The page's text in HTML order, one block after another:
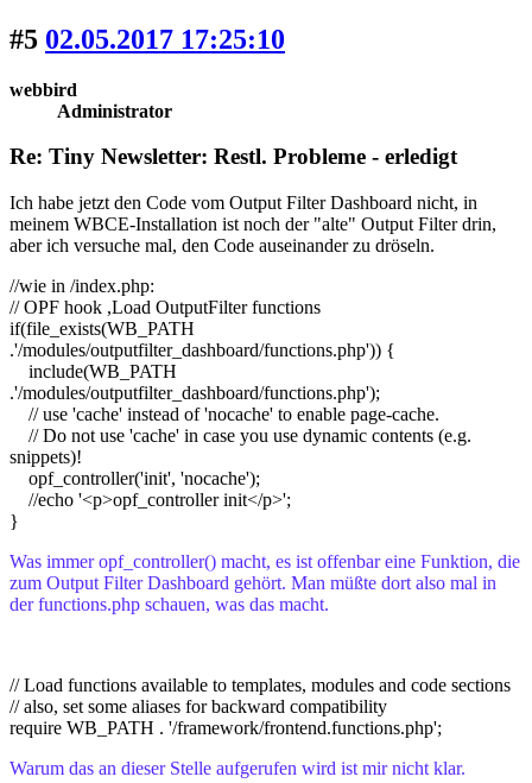
#5 02.05.2017 17:25:10
webbird
Administrator
Re: Tiny Newsletter: Restl. Probleme - erledigt
Ich habe jetzt den Code vom Output Filter Dashboard nicht, in
meinem WBCE-Installation ist noch der "alte" Output Filter drin,
aber ich versuche mal, den Code auseinander zu dröseln.
//wie in /index.php:
// OPF hook ,Load OutputFilter functions
if(file_exists(WB_PATH
.'/modules/outputfilter_dashboard/functions.php')) {
include(WB_PATH
.'/modules/outputfilter_dashboard/functions.php');
// use 'cache' instead of 'nocache' to enable page-cache.
// Do not use 'cache' in case you use dynamic contents (e.g.
snippets)!
opf_controller('init', 'nocache');
//echo '<p>opf_controller init</p>';
}
Was immer opf_controller() macht, es ist offenbar eine Funktion, die
zum Output Filter Dashboard gehört. Man müßte dort also mal in
der functions.php schauen, was das macht.
// Load functions available to templates, modules and code sections
// also, set some aliases for backward compatibility
require WB_PATH . '/framework/frontend.functions.php';
Warum das an dieser Stelle aufgerufen wird ist mir nicht klar.